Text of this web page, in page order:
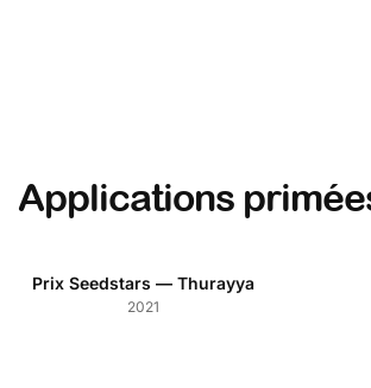
Applications
Prix Seedstars — Thurayya
2021